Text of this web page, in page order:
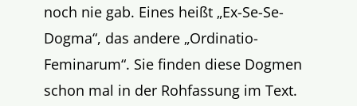
noch nie gab. Eines heißt „Ex-Se-Se-
Dogma“, das andere „Ordinatio-
Feminarum“. Sie finden diese Dogmen
schon mal in der Rohfassung im Text.